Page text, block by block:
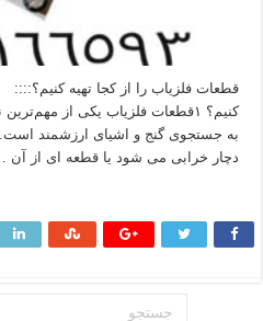
قطعات فلزیاب را از کجا تهیه
کنیم؟ ۱قطعات فلزیاب یکی از
به جستجوی گنج و اشیای ارزشمند
دچار خرابی می‌ شود یا قطعه‌ ای از آن …